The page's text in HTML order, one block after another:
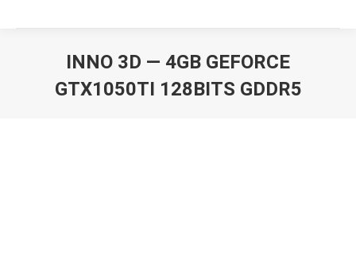
INNO 3D — 4GB GEFORCE
GTX1050TI 128BITS GDDR5